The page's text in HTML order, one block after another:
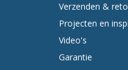
Verzenden &
Projecten en
Video's
Garantie